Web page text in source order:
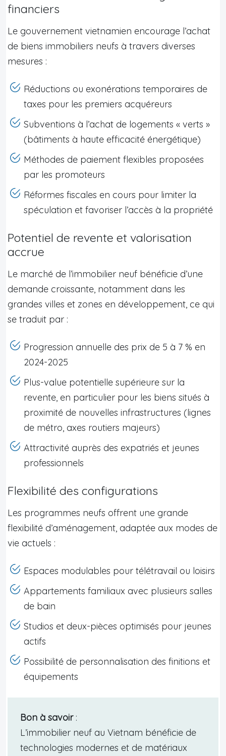
financiers
Le gouvernement vietnamien encourage l’achat
de biens immobiliers neufs à travers diverses
mesures :
Réductions ou exonérations temporaires de
taxes pour les premiers acquéreurs
Subventions à l’achat de logements « verts »
(bâtiments à haute efficacité énergétique)
Méthodes de paiement flexibles proposées
par les promoteurs
Réformes fiscales en cours pour limiter la
spéculation et favoriser l’accès à la propriété
Potentiel de revente et valorisation
accrue
Le marché de l’immobilier neuf bénéficie d’une
demande croissante, notamment dans les
grandes villes et zones en développement, ce qui
se traduit par :
Progression annuelle des prix de 5 à 7 % en
2024-2025
Plus-value potentielle supérieure sur la
revente, en particulier pour les biens situés à
proximité de nouvelles infrastructures (lignes
de métro, axes routiers majeurs)
Attractivité auprès des expatriés et jeunes
professionnels
Flexibilité des configurations
Les programmes neufs offrent une grande
flexibilité d’aménagement, adaptée aux modes de
vie actuels :
Espaces modulables pour télétravail ou loisirs
Appartements familiaux avec plusieurs salles
de bain
Studios et deux-pièces optimisés pour jeunes
actifs
Possibilité de personnalisation des finitions et
équipements
Bon à savoir:
L’immobilier neuf au Vietnam bénéficie de
technologies modernes et de matériaux